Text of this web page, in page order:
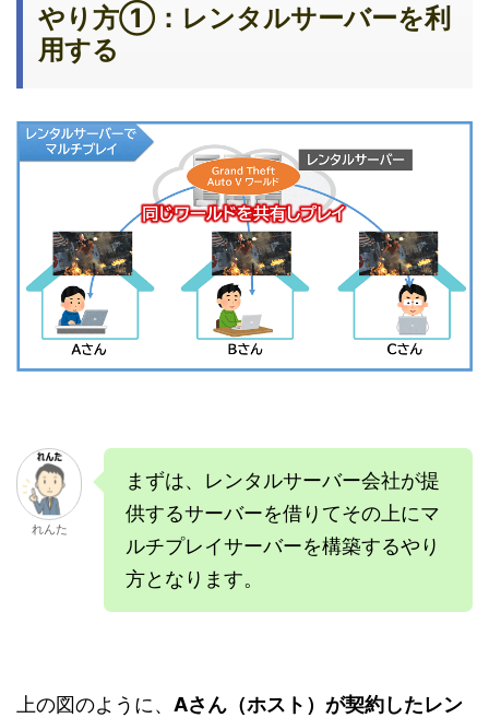
やり方①：レンタルサーバーを利
用する
れんた
まずは、レンタルサーバー会社が提
供するサーバーを借りてその上にマ
ルチプレイサーバーを構築するやり
方となります。
上の図のように、 Aさん（ホスト）が契約したレン